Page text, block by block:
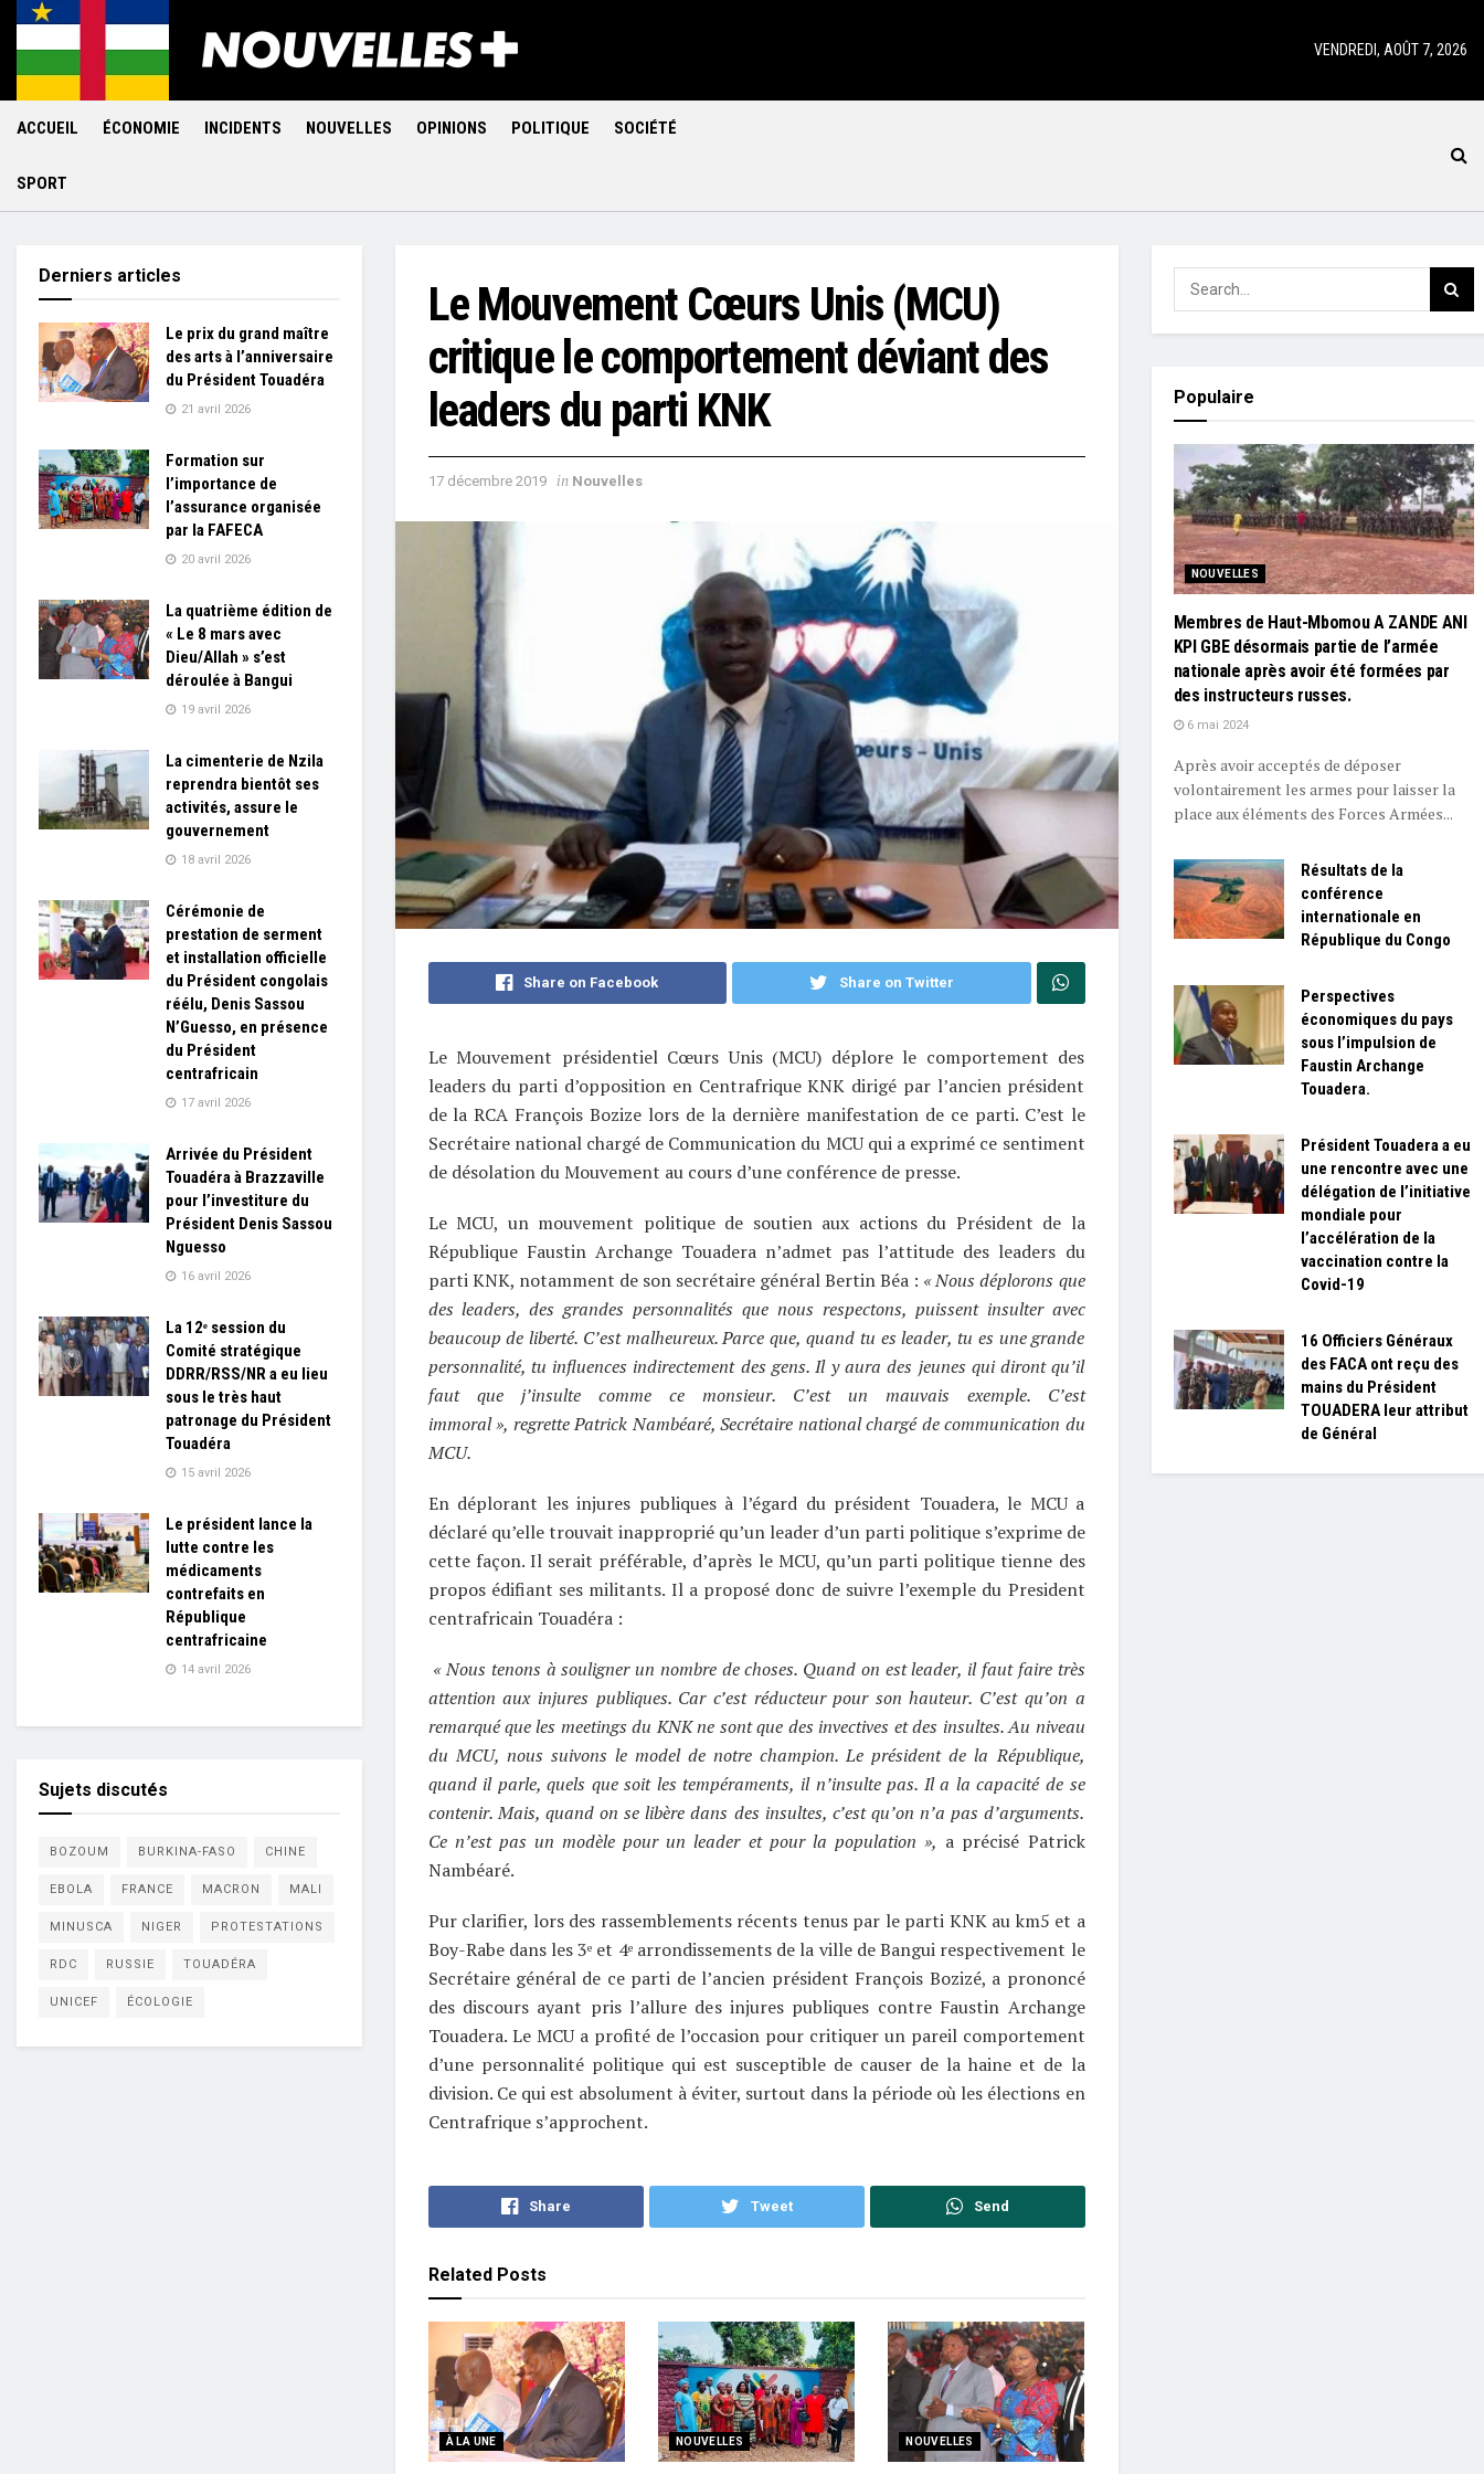
VENDREDI, AOÛT 7, 2026
ACCUEIL ÉCONOMIE INCIDENTS NOUVELLES OPINIONS POLITIQUE SOCIÉTÉ
SPORT
Le Mouvement Cœurs Unis (MCU)
critique le comportement déviant des
leaders du parti KNK
17 décembre 2019 in Nouvelles
Share on Facebook Share on Twitter
Le Mouvement présidentiel Cœurs Unis (MCU) déplore le comportement des
leaders du parti d’opposition en Centrafrique KNK dirigé par l’ancien président
de la RCA François Bozize lors de la dernière manifestation de ce parti. C’est le
Secrétaire national chargé de Communication du MCU qui a exprimé ce sentiment
de désolation du Mouvement au cours d’une conférence de presse.
Le MCU, un mouvement politique de soutien aux actions du Président de la
République Faustin Archange Touadera n’admet pas l’attitude des leaders du
parti KNK, notamment de son secrétaire général Bertin Béa : « Nous déplorons que
des leaders, des grandes personnalités que nous respectons, puissent insulter avec
beaucoup de liberté. C’est malheureux. Parce que, quand tu es leader, tu es une grande
personnalité, tu influences indirectement des gens. Il y aura des jeunes qui diront qu’il
faut que j’insulte comme ce monsieur. C’est un mauvais exemple. C’est
immoral », regrette Patrick Nambéaré, Secrétaire national chargé de communication du
MCU.
En déplorant les injures publiques à l’égard du président Touadera, le MCU a
déclaré qu’elle trouvait inapproprié qu’un leader d’un parti politique s’exprime de
cette façon. Il serait préférable, d’après le MCU, qu’un parti politique tienne des
propos édifiant ses militants. Il a proposé donc de suivre l’exemple du President
centrafricain Touadéra :
« Nous tenons à souligner un nombre de choses. Quand on est leader, il faut faire très
attention aux injures publiques. Car c’est réducteur pour son hauteur. C’est qu’on a
remarqué que les meetings du KNK ne sont que des invectives et des insultes. Au niveau
du MCU, nous suivons le model de notre champion. Le président de la République,
quand il parle, quels que soit les tempéraments, il n’insulte pas. Il a la capacité de se
contenir. Mais, quand on se libère dans des insultes, c’est qu’on n’a pas d’arguments.
Ce n’est pas un modèle pour un leader et pour la population », a précisé Patrick
Nambéaré.
Pur clarifier, lors des rassemblements récents tenus par le parti KNK au km5 et a
Boy-Rabe dans les 3e et 4earrondissements de la ville de Bangui respectivement le
Secrétaire général de ce parti de l’ancien président François Bozizé, a prononcé
des discours ayant pris l’allure des injures publiques contre Faustin Archange
Touadera. Le MCU a profité de l’occasion pour critiquer un pareil comportement
d’une personnalité politique qui est susceptible de causer de la haine et de la
division. Ce qui est absolument à éviter, surtout dans la période où les élections en
Centrafrique s’approchent.
Share Tweet Send
RelatedPosts
À LA UNE NOUVELLES NOUVELLES
Derniers articles
Le prix du grand maître
des arts à l’anniversaire
du Président Touadéra
21 avril 2026
Formation sur
l’importance de
l’assurance organisée
par la FAFECA
20 avril 2026
La quatrième édition de
« Le 8 mars avec
Dieu/Allah » s’est
déroulée à Bangui
19 avril 2026
La cimenterie de Nzila
reprendra bientôt ses
activités, assure le
gouvernement
18 avril 2026
Cérémonie de
prestation de serment
et installation officielle
du Président congolais
réélu, Denis Sassou
N’Guesso, en présence
du Président
centrafricain
17 avril 2026
Arrivée du Président
Touadéra à Brazzaville
pour l’investiture du
Président Denis Sassou
Nguesso
16 avril 2026
La 12ᵉ session du
Comité stratégique
DDRR/RSS/NR a eu lieu
sous le très haut
patronage du Président
Touadéra
15 avril 2026
Le président lance la
lutte contre les
médicaments
contrefaits en
République
centrafricaine
14 avril 2026
Sujets discutés
BOZOUM BURKINA-FASO CHINE
EBOLA FRANCE MACRON MALI
MINUSCA NIGER PROTESTATIONS
RDC RUSSIE TOUADÉRA
UNICEF ÉCOLOGIE
Populaire
NOUVELLES
Membres de Haut-Mbomou A ZANDE ANI
KPI GBE désormais partie de l’armée
nationale après avoir été formées par
des instructeurs russes.
6 mai 2024
Après avoir acceptés de déposer
volontairement les armes pour laisser la
place aux éléments des Forces Armées...
Résultats de la
conférence
internationale en
République du Congo
Perspectives
économiques du pays
sous l’impulsion de
Faustin Archange
Touadera.
Président Touadera a eu
une rencontre avec une
délégation de l’initiative
mondiale pour
l’accélération de la
vaccination contre la
Covid-19
16 Officiers Généraux
des FACA ont reçu des
mains du Président
TOUADERA leur attribut
de Général